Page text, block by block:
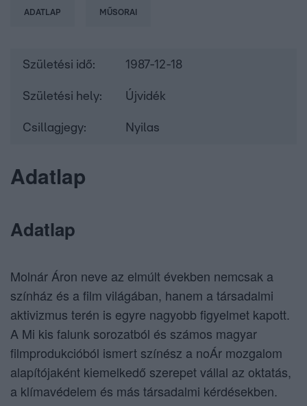
ADATLAP MŰSORAI
Születési idő: 1987-12-18
Születési hely: Újvidék
Csillagjegy: Nyilas
Adatlap
Adatlap
Molnár Áron neve az elmúlt években nemcsak a
színház és a film világában, hanem a társadalmi
aktivizmus terén is egyre nagyobb figyelmet kapott.
A Mi kis falunk sorozatból és számos magyar
filmprodukcióból ismert színész a noÁr mozgalom
alapítójaként kiemelkedő szerepet vállal az oktatás,
a klímavédelem és más társadalmi kérdésekben.